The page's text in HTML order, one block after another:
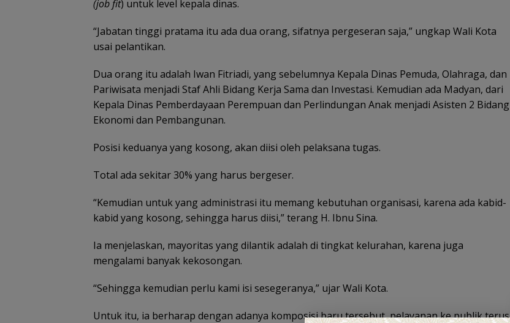
(job fit) untuk level kepala dinas.
“Jabatan tinggi pratama itu ada dua orang, sifatnya pergeseran saja,” ungkap Wali Kota
usai pelantikan.
Dua orang itu adalah Iwan Fitriadi, yang sebelumnya Kepala Dinas Pemuda, Olahraga, dan
Pariwisata menjadi Staf Ahli Bidang Kerja Sama dan Investasi. Kemudian ada Madyan, dari
Kepala Dinas Pemberdayaan Perempuan dan Perlindungan Anak menjadi Asisten 2 Bidang
Ekonomi dan Pembangunan.
Posisi keduanya yang kosong, akan diisi oleh pelaksana tugas.
Total ada sekitar 30% yang harus bergeser.
“Kemudian untuk yang administrasi itu memang kebutuhan organisasi, karena ada kabid-
kabid yang kosong, sehingga harus diisi,” terang H. Ibnu Sina.
Ia menjelaskan, mayoritas yang dilantik adalah di tingkat kelurahan, karena juga
mengalami banyak kekosongan.
“Sehingga kemudian perlu kami isi sesegeranya,” ujar Wali Kota.
Untuk itu, ia berharap dengan adanya komposisi baru tersebut, pelayanan ke publik terus